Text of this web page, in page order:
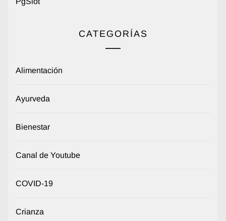
CATEGORÍAS
Alimentación
Ayurveda
Bienestar
Canal de Youtube
COVID-19
Crianza